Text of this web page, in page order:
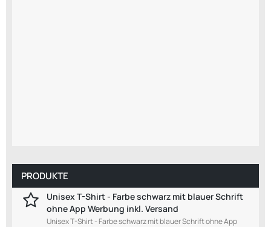
PRODUKTE
Unisex T-Shirt - Farbe schwarz mit blauer Schrift
ohne App Werbung inkl. Versand
Unisex T-Shirt - Farbe schwarz mit blauer Schrift ohne App